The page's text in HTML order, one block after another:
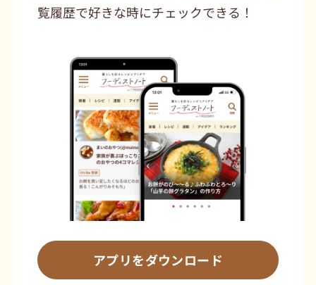
覧履歴で好きな時にチェックできる！
アプリをダウンロード